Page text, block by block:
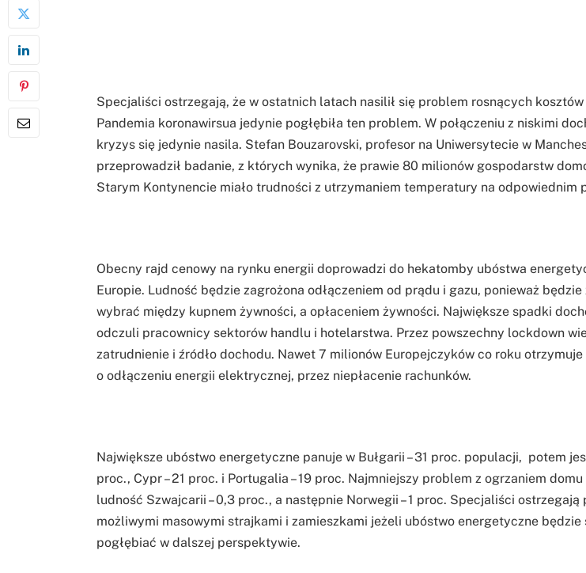
Specjaliści ostrzegają, że w ostatnich latach nasilił się problem rosnących kosztów
Pandemia koronawirsua jedynie pogłębiła ten problem. W połączeniu z niskimi
kryzys się jedynie nasila. Stefan Bouzarovski, profesor na Uniwersytecie w
przeprowadził badanie, z których wynika, że prawie 80 milionów gospodarstw
Starym Kontynencie miało trudności z utrzymaniem temperatury na odpowiednim
Obecny rajd cenowy na rynku energii doprowadzi do hekatomby ubóstwa
Europie. Ludność będzie zagrożona odłączeniem od prądu i gazu, ponieważ będzie
wybrać między kupnem żywności, a opłaceniem żywności. Największe spadki
odczuli pracownicy sektorów handlu i hotelarstwa. Przez powszechny lockdown
zatrudnienie i źródło dochodu. Nawet 7 milionów Europejczyków co roku
o odłączeniu energii elektrycznej, przez niepłacenie rachunków.
Największe ubóstwo energetyczne panuje w Bułgarii – 31 proc. populacji, potem
proc., Cypr – 21 proc. i Portugalia – 19 proc. Najmniejszy problem z ogrzaniem domu
ludność Szwajcarii – 0,3 proc., a następnie Norwegii – 1 proc. Specjaliści ostrzegają
możliwymi masowymi strajkami i zamieszkami jeżeli ubóstwo energetyczne będzie
pogłębiać w dalszej perspektywie.